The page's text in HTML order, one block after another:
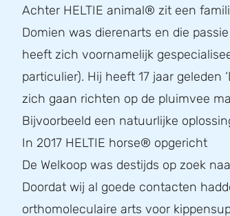
Achter HELTIE animal® zit een
Domien was dierenarts en die
heeft zich voornamelijk
particulier). Hij heeft 17 jaar geleden
zich gaan richten op de pluimvee
Bijvoorbeeld een natuurlijke
In 2017 HELTIE horse® opgericht
De Welkoop was destijds op zoek
Doordat wij al goede contacten
orthomoleculaire arts voor